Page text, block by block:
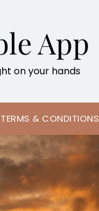
App
on your hands
TERMS & CONDITIONS